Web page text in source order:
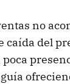
no
caída del